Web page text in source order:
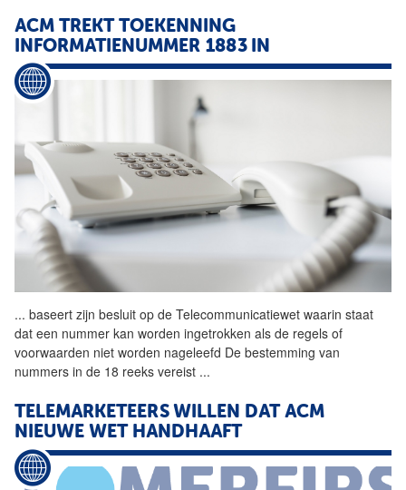
ACM TREKT TOEKENNING
INFORMATIENUMMER 1883 IN
... baseert zijn besluit op de Telecommunicatiewet waarin staat
dat een nummer kan worden ingetrokken als de regels of
voorwaarden niet worden nageleefd De bestemming van
nummers in de 18 reeks vereist ...
TELEMARKETEERS WILLEN DAT ACM
NIEUWE WET HANDHAAFT